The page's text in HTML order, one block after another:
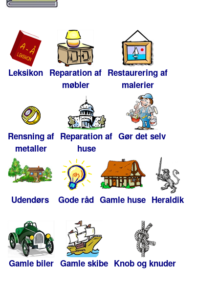
Leksikon Reparation af
møbler
Restaurering af
malerier
Rensning af
metaller
Reparation af
huse
Gør det selv
Udendørs Gode råd Gamle huse Heraldik
Gamle biler Gamle skibe Knob og knuder